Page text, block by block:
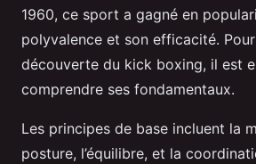
1960, ce sport a gagné en
polyvalence et son efficacité.
découverte du kick boxing, il est
comprendre ses fondamentaux.
Les principes de base incluent la
posture, l’équilibre, et la